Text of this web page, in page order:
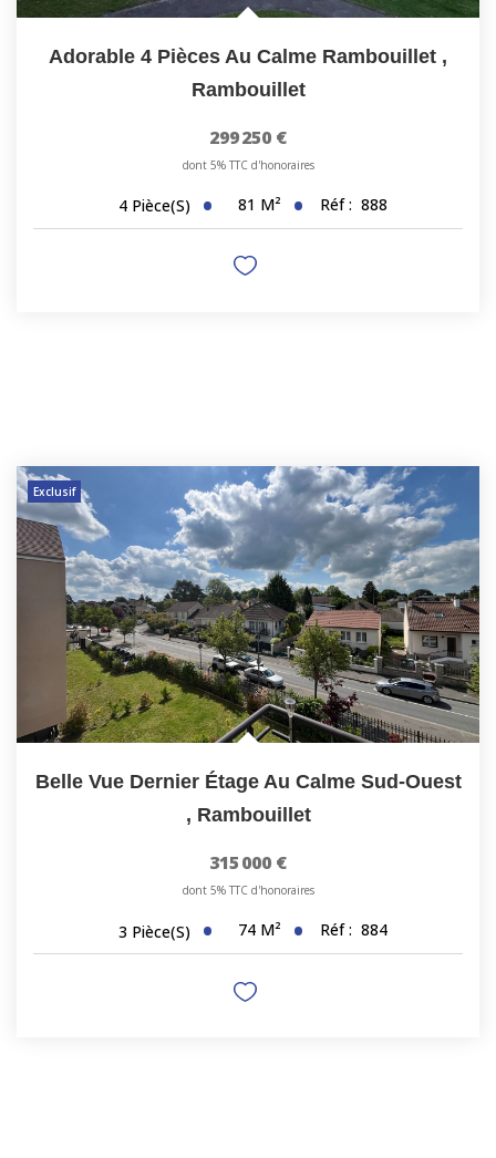
Adorable 4 Pièces Au Calme Rambouillet ,
Rambouillet
299 250 €
dont 5% TTC d'honoraires
4 Pièce(s) 81 M² Réf : 888
Exclusif
Belle Vue Dernier Étage Au Calme Sud-Ouest
, Rambouillet
315 000 €
dont 5% TTC d'honoraires
3 Pièce(s) 74 M² Réf : 884